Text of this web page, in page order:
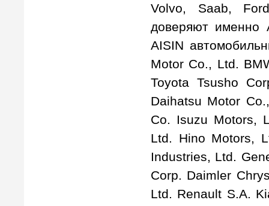
Volvo, Saab,
доверяют именно
AISIN
Motor Co., Ltd.
Toyota Tsusho
Daihatsu Motor
Co. Isuzu Motors,
Ltd. Hino Motors,
Industries, Ltd.
Corp. Daimler
Ltd. Renault S.A.